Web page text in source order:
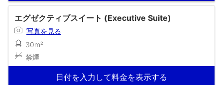
エグゼクティブスイート (Executive Suite)
写真を見る
30m²
禁煙
日付を入力して料金を表示する